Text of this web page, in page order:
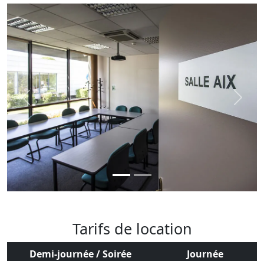
Previous Next
Tarifs de location
Demi-journée / Soirée
Journée